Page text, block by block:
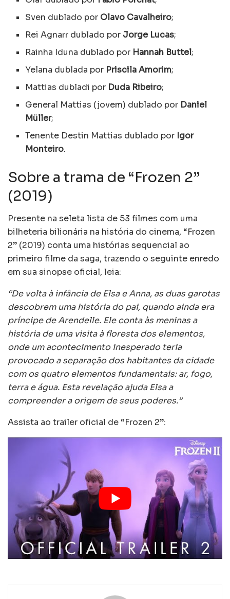
Sven dublado por Olavo Cavalheiro;
Rei Agnarr dublado por Jorge Lucas;
Rainha Iduna dublado por Hannah Buttel;
Yelana dublada por Priscila Amorim;
Mattias dubladi por Duda Ribeiro;
General Mattias (jovem) dublado por Daniel
Müller;
Tenente Destin Mattias dublado por Igor
Monteiro.
Sobre a trama de “Frozen 2”
(2019)
Presente na seleta lista de 53 filmes com uma
bilheteria bilionária na história do cinema, “Frozen
2” (2019) conta uma histórias sequencial ao
primeiro filme da saga, trazendo o seguinte enredo
em sua sinopse oficial, leia:
“De volta à infância de Elsa e Anna, as duas garotas
descobrem uma história do pai, quando ainda era
príncipe de Arendelle. Ele conta às meninas a
história de uma visita à floresta dos elementos,
onde um acontecimento inesperado teria
provocado a separação dos habitantes da cidade
com os quatro elementos fundamentais: ar, fogo,
terra e água. Esta revelação ajuda Elsa a
compreender a origem de seus poderes.”
Assista ao trailer oficial de “Frozen 2”: